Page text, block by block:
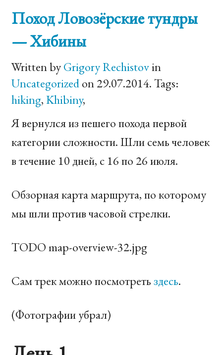
Поход Ловозёрские тундры
— Хибины
Written byGrigory Rechistovin
Uncategorizedon 29.07.2014. Tags:
hiking,Khibiny,
Я вернулся из пешего похода первой
категории сложности. Шли семь человек
в течение 10 дней, с 16 по 26 июля.
Обзорная карта маршрута, по которому
мы шли против часовой стрелки.
TODOmap-overview-32.jpg
Сам трек можно посмотретьздесь.
(Фотографии убрал)